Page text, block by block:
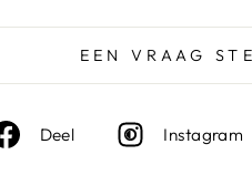
EEN VRAAG
Deel
Deel
Instagram